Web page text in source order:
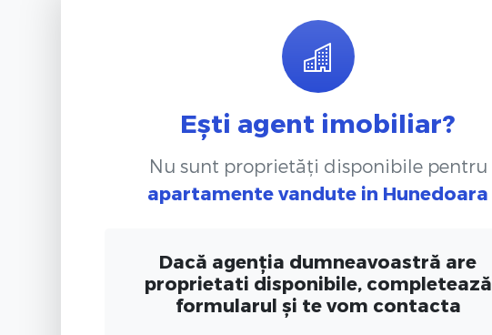
Ești agent imobiliar?
Nu sunt proprietăți disponibile pentru
apartamente vandute in Hunedoara
Dacă agenția dumneavoastră are
proprietati disponibile, completează
formularul și te vom contacta